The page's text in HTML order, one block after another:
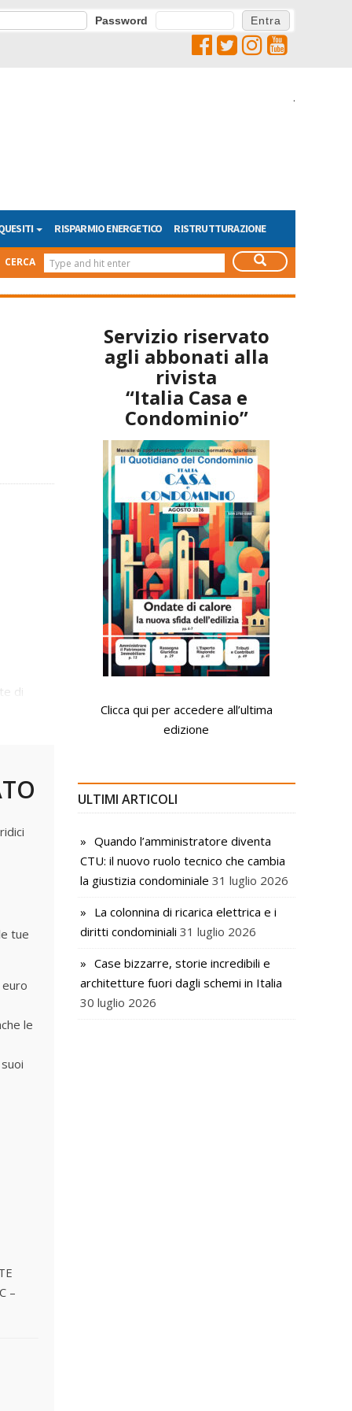
Password
.
RISPARMIO ENERGETICO RISTRUTTURAZIONE
CERCA
di
tue
le
–
Servizio riservato
agli abbonati alla
rivista
“Italia Casa e
Condominio”
Clicca qui per accedere all’ultima
edizione
ULTIMI ARTICOLI
Quando l’amministratore diventa
CTU: il nuovo ruolo tecnico che cambia
la giustizia condominiale 31 luglio 2026
La colonnina di ricarica elettrica e i
diritti condominiali 31 luglio 2026
Case bizzarre, storie incredibili e
architetture fuori dagli schemi in Italia
30 luglio 2026